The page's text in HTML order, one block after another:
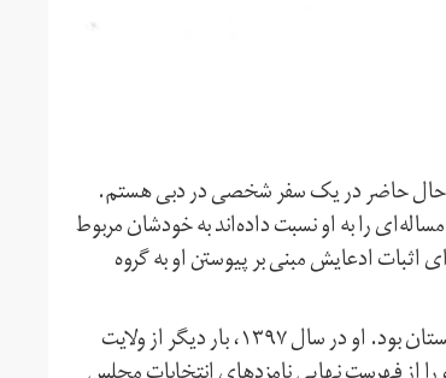
در حال حاضر در یک سفر شخصی در دبی هستم.
را به او نسبت داده‌اند به خودشان مربوط
ادعایش مبنی بر پیوستن او به گروه
عبدالرحمن شهیدانی پیش‌تر نماینده ولایت بامیان در مجلس نمایندگان افغانستان بود. او در سال ۱۳۹۷، بار دیگر از ولایت